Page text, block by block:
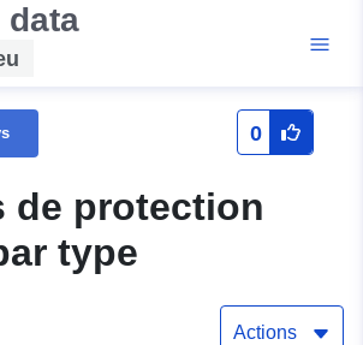
data
0
de protection
type
Actions